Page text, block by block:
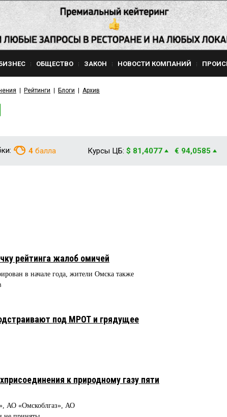
ОБЩЕСТВО ЗАКОН НОВОСТИ КОМПАНИЙ
Рейтинги Блоги Архив
4 балла Курсы ЦБ: $ 81,4077 € 94,0585
рейтинга жалоб омичей
в начале года, жители Омска также
под МРОТ и грядущее
к природному газу пяти
АО «Омскоблгаз», АО